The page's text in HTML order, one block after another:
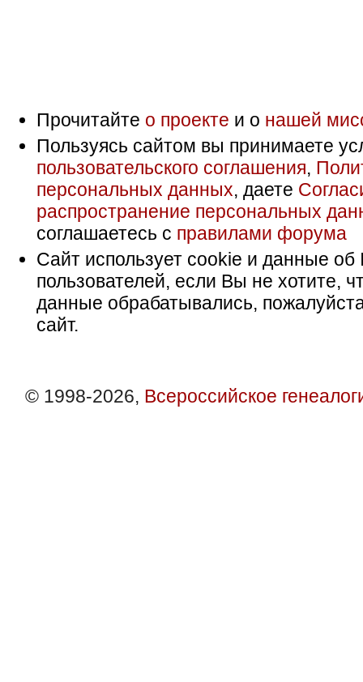
Прочитайте о проекте и о нашей
Пользуясь сайтом вы принимаете
пользовательского соглашения,
персональных данных, даете
распространение персональных
соглашаетесь с правилами форума
Сайт использует cookie и данные об
пользователей, если Вы не хотите,
данные обрабатывались,
сайт.
© 1998-2026, Всероссийское